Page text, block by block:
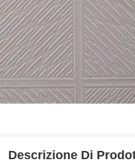
Descrizione Di